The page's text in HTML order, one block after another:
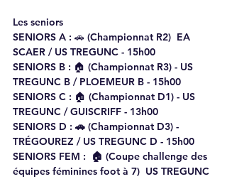
Les seniors
SENIORS A : 🚗 (Championnat R2) EA
SCAER / US TREGUNC - 15h00
SENIORS B : 🏠 (Championnat R3) - US
TREGUNC B / PLOEMEUR B - 15h00
SENIORS C : 🏠 (Championnat D1) - US
TREGUNC / GUISCRIFF - 13h00
SENIORS D : 🚗 (Championnat D3) -
TRÉGOUREZ / US TREGUNC D - 15h00
SENIORS FEM :  🏠 (Coupe challenge des
équipes féminines foot à 7)  US TREGUNC